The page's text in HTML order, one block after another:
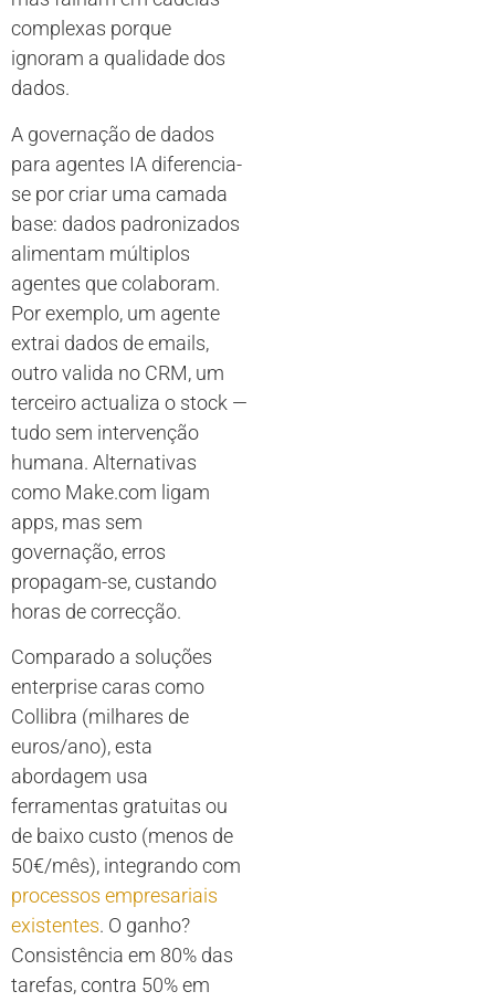
complexas porque
ignoram a qualidade dos
dados.
A governação de dados
para agentes IA diferencia-
se por criar uma camada
base: dados padronizados
alimentam múltiplos
agentes que colaboram.
Por exemplo, um agente
extrai dados de emails,
outro valida no CRM, um
terceiro actualiza o stock —
tudo sem intervenção
humana. Alternativas
como Make.com ligam
apps, mas sem
governação, erros
propagam-se, custando
horas de correcção.
Comparado a soluções
enterprise caras como
Collibra (milhares de
euros/ano), esta
abordagem usa
ferramentas gratuitas ou
de baixo custo (menos de
50€/mês), integrando com
processos empresariais
existentes. O ganho?
Consistência em 80% das
tarefas, contra 50% em